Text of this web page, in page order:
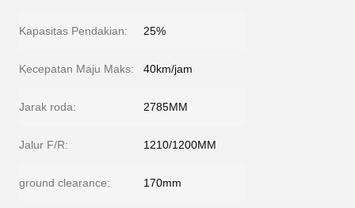
Kapasitas Pendakian: 25%
Kecepatan Maju Maks: 40km/jam
Jarak roda: 2785MM
Jalur F/R: 1210/1200MM
ground clearance: 170mm